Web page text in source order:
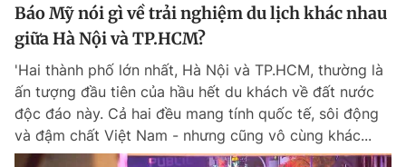
Báo Mỹ nói gì về trải nghiệm du lịch khác nhau
giữa Hà Nội và TP.HCM?
'Hai thành phố lớn nhất, Hà Nội và TP.HCM, thường là
ấn tượng đầu tiên của hầu hết du khách về đất nước
độc đáo này. Cả hai đều mang tính quốc tế, sôi động
và đậm chất Việt Nam - nhưng cũng vô cùng khác...